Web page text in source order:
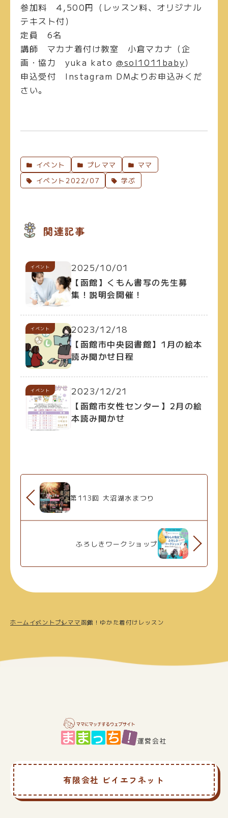
参加料 4,500円（レッスン料、オリジナル
テキスト付）
定員
6名
講師 マカナ着付け教室 小倉マカナ（企
画・協力 yuka kato @sol1011baby）
申込受付 Instagram DMよりお申込みくだ
さい。
イベント プレママ
ママ
イベント2022/07
学ぶ
関連記事
イベント
2025/10/01
【函館】くもん書写の先生募
集！説明会開催！
イベント
2023/12/18
【函館市中央図書館】1月の絵本
読み聞かせ日程
イベント
2023/12/21
【函館市女性センター】2月の絵
本読み聞かせ
第113回 大沼湖水まつり
ふろしきワークショップ
ホーム イベントプレママ函館！ゆかた着付けレッスン
運営会社
有限会社 ビイエフネット